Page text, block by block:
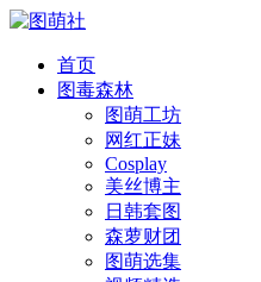
首页
图毒森林
图萌工坊
网红正妹
Cosplay
美丝博主
日韩套图
森萝财团
图萌选集